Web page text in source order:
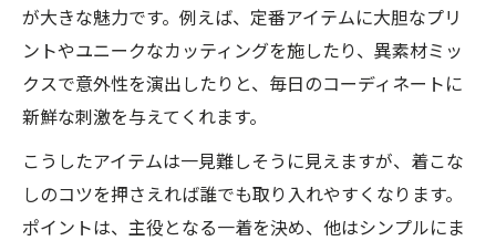
が大きな魅力です。例えば、定番アイテムに大胆なプリ
ントやユニークなカッティングを施したり、異素材ミッ
クスで意外性を演出したりと、毎日のコーディネートに
新鮮な刺激を与えてくれます。
こうしたアイテムは一見難しそうに見えますが、着こな
しのコツを押さえれば誰でも取り入れやすくなります。
ポイントは、主役となる一着を決め、他はシンプルにま